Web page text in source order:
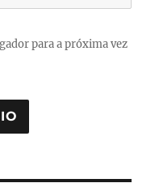
para a próxima vez